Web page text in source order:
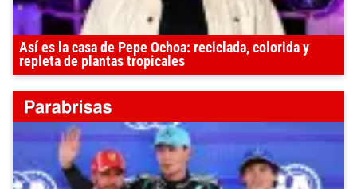
Así es la casa de Pepe Ochoa: reciclada, colorida y
repleta de plantas tropicales